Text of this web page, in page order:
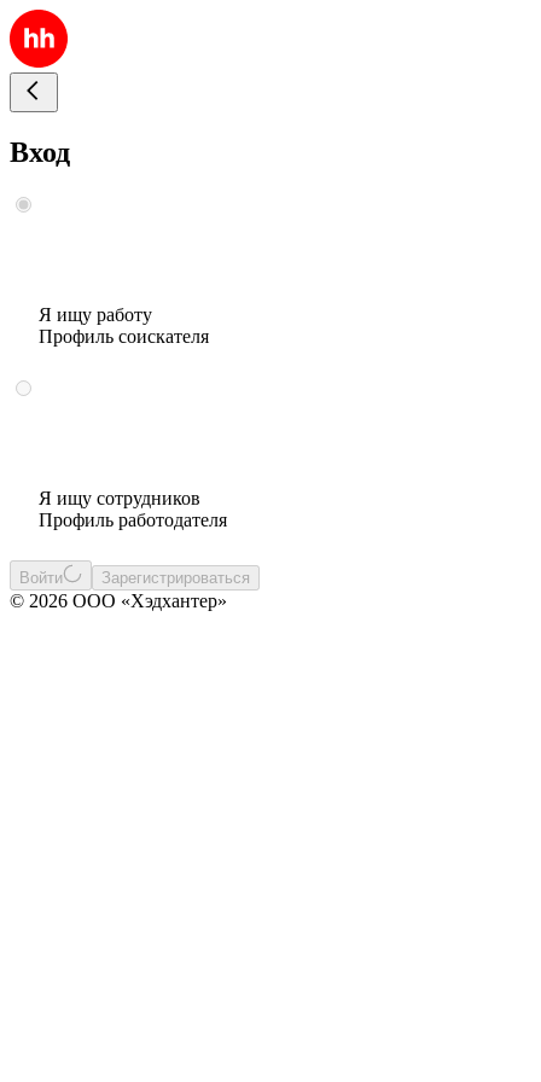
Вход
Я ищу работу
Профиль соискателя
Я ищу сотрудников
Профиль работодателя
Войти Зарегистрироваться
© 2026 ООО «Хэдхантер»